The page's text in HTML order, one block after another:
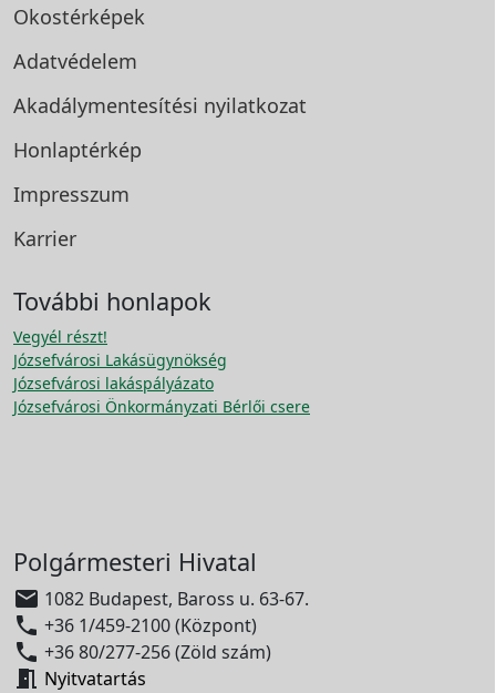
Okostérképek
Adatvédelem
Akadálymentesítési nyilatkozat
Honlaptérkép
Impresszum
Karrier
További honlapok
Vegyél részt!
Józsefvárosi Lakásügynökség
Józsefvárosi lakáspályázato
Józsefvárosi Önkormányzati Bérlői csere
Polgármesteri Hivatal
 1082 Budapest, Baross u. 63-67.
 +36 1/459-2100 (Központ)
 +36 80/277-256 (Zöld szám)
 Nyitvatartás